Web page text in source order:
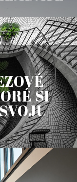
SI